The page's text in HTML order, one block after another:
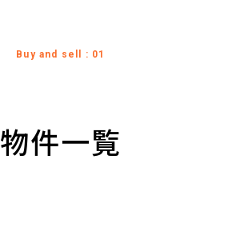
Buy and sell : 01
物件一覧